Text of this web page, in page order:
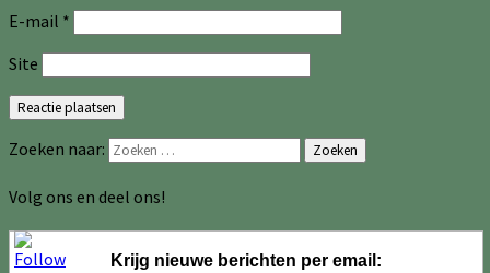
E-mail *
Site
Zoeken naar: Zoeken
Volg ons en deel ons!
Krijg nieuwe berichten per email: